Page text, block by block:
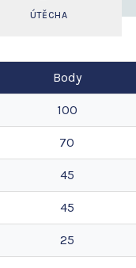
ÚTĚCHA
Body
100
70
45
45
25